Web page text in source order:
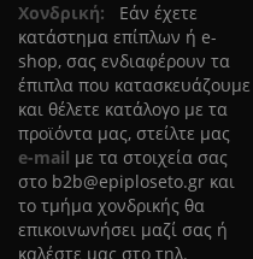
Χονδρική:
Eάν έχετε
κατάστημα επίπλων ή e-
shop, σας ενδιαφέρουν τα
έπιπλα που κατασκευάζουμε
και θέλετε κατάλογο με τα
προϊόντα μας, στείλτε μας
e-mail με τα στοιχεία σας
στο b2b@epiploseto.gr και
το τμήμα χονδρικής θα
επικοινωνήσει μαζί σας ή
καλέστε μας στο τηλ.